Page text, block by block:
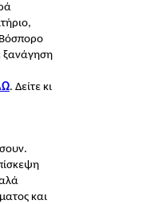
ξανάγηση
. Δείτε κι
και